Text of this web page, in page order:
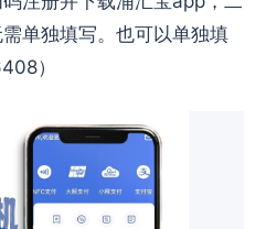
单独填写。 也可以单独填
）